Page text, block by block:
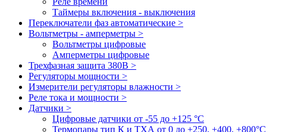
Таймеры включения - выключения
Переключатели фаз автоматические >
Вольтметры - амперметры >
Вольтметры цифровые
Амперметры цифровые
Трехфазная защита 380В >
Регуляторы мощности >
Измерители регуляторы влажности >
Реле тока и мощности >
Датчики >
Цифровые датчики от -55 до +125 °С
Термопары тип К и ТХА от 0 до +250, +400, +800°C